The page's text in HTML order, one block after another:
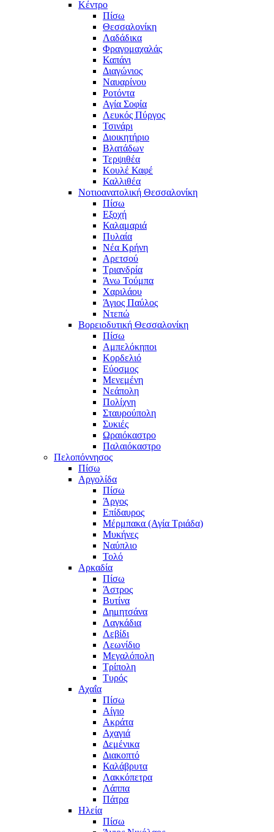
Κέντρο
Πίσω
Θεσσαλονίκη
Λαδάδικα
Φραγομαχαλάς
Καπάνι
Διαγώνιος
Ναυαρίνου
Ροτόντα
Αγία Σοφία
Λευκός Πύργος
Τσινάρι
Διοικητήριο
Βλατάδων
Τερψιθέα
Κουλέ Καφέ
Καλλιθέα
Νοτιοανατολική Θεσσαλονίκη
Πίσω
Εξοχή
Καλαμαριά
Πυλαία
Νέα Κρήνη
Αρετσού
Τριανδρία
Άνω Τούμπα
Χαριλάου
Άγιος Παύλος
Ντεπώ
Βορειοδυτική Θεσσαλονίκη
Πίσω
Αμπελόκηποι
Κορδελιό
Εύοσμος
Μενεμένη
Νεάπολη
Πολίχνη
Σταυρούπολη
Συκιές
Ωραιόκαστρο
Παλαιόκαστρο
Πελοπόννησος
Πίσω
Αργολίδα
Πίσω
Άργος
Επίδαυρος
Μέρμπακα (Αγία Τριάδα)
Μυκήνες
Ναύπλιο
Τολό
Αρκαδία
Πίσω
Άστρος
Βυτίνα
Δημητσάνα
Λαγκάδια
Λεβίδι
Λεωνίδιο
Μεγαλόπολη
Τρίπολη
Τυρός
Αχαΐα
Πίσω
Αίγιο
Ακράτα
Αχαγιά
Δεμένικα
Διακοπτό
Καλάβρυτα
Λακκόπετρα
Λάππα
Πάτρα
Ηλεία
Πίσω